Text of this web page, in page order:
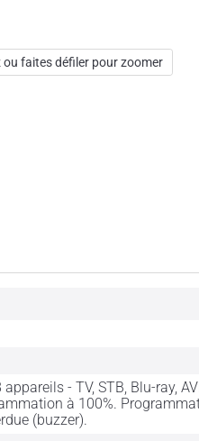
ou faites défiler pour zoomer
- TV, STB, Blu-ray,
à 100%.
(buzzer).